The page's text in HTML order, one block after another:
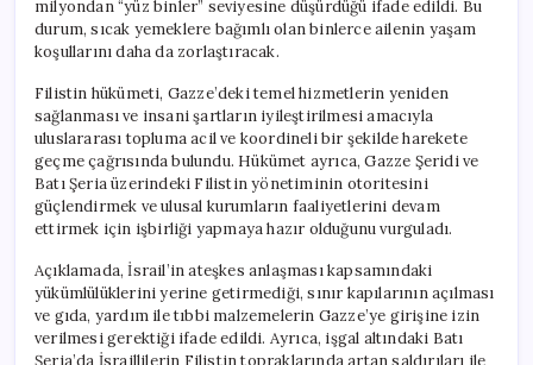
milyondan “yüz binler” seviyesine düşürdüğü ifade edildi. Bu
durum, sıcak yemeklere bağımlı olan binlerce ailenin yaşam
koşullarını daha da zorlaştıracak.
Filistin hükümeti, Gazze’deki temel hizmetlerin yeniden
sağlanması ve insani şartların iyileştirilmesi amacıyla
uluslararası topluma acil ve koordineli bir şekilde harekete
geçme çağrısında bulundu. Hükümet ayrıca, Gazze Şeridi ve
Batı Şeria üzerindeki Filistin yönetiminin otoritesini
güçlendirmek ve ulusal kurumların faaliyetlerini devam
ettirmek için işbirliği yapmaya hazır olduğunu vurguladı.
Açıklamada, İsrail’in ateşkes anlaşması kapsamındaki
yükümlülüklerini yerine getirmediği, sınır kapılarının açılması
ve gıda, yardım ile tıbbi malzemelerin Gazze’ye girişine izin
verilmesi gerektiği ifade edildi. Ayrıca, işgal altındaki Batı
Şeria’da İsraillilerin Filistin topraklarında artan saldırıları ile